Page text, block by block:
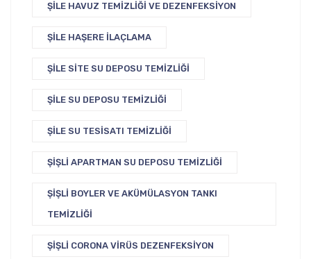
ŞILE HAVUZ TEMIZLIĞI VE DEZENFEKSIYON
ŞILE HAŞERE İLAÇLAMA
ŞILE SITE SU DEPOSU TEMIZLIĞI
ŞILE SU DEPOSU TEMIZLIĞI
ŞILE SU TESISATI TEMIZLIĞI
ŞIŞLI APARTMAN SU DEPOSU TEMIZLIĞI
ŞIŞLI BOYLER VE AKÜMÜLASYON TANKI
TEMIZLIĞI
ŞIŞLI CORONA VIRÜS DEZENFEKSIYON